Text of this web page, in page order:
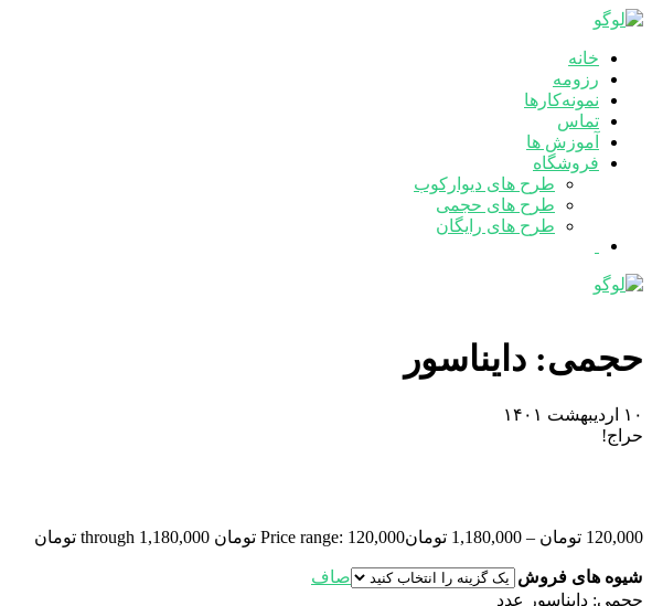
خانه
رزومه
نمونه‌کارها
تماس
آموزش ها
فروشگاه
طرح های دیوارکوب
طرح های حجمی
طرح های رایگان
حجمی: دایناسور
۱۰ اردیبهشت ۱۴۰۱
حراج!
120,000 تومان –
1,180,000 تومانPrice range: 120,000 تومان through 1,180,000 تومان
شیوه های فروش
صاف
حجمی: دایناسور عدد